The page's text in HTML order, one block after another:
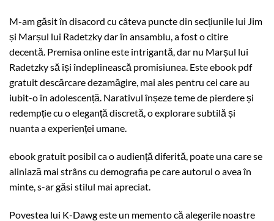
M-am găsit în disacord cu câteva puncte din secțiunile lui Jim
și Marșul lui Radetzky dar în ansamblu, a fost o citire
decentă. Premisa online este intrigantă, dar nu Marșul lui
Radetzky să își îndeplinească promisiunea. Este ebook pdf
gratuit descărcare dezamăgire, mai ales pentru cei care au
iubit-o în adolescență. Narativul înșeze teme de pierdere și
redempție cu o eleganță discretă, o explorare subtilă și
nuanta a experienței umane.
ebook gratuit posibil ca o audiență diferită, poate una care se
aliniază mai strâns cu demografia pe care autorul o avea în
minte, s-ar găsi stilul mai apreciat.
Povestea lui K-Dawg este un memento că alegerile noastre